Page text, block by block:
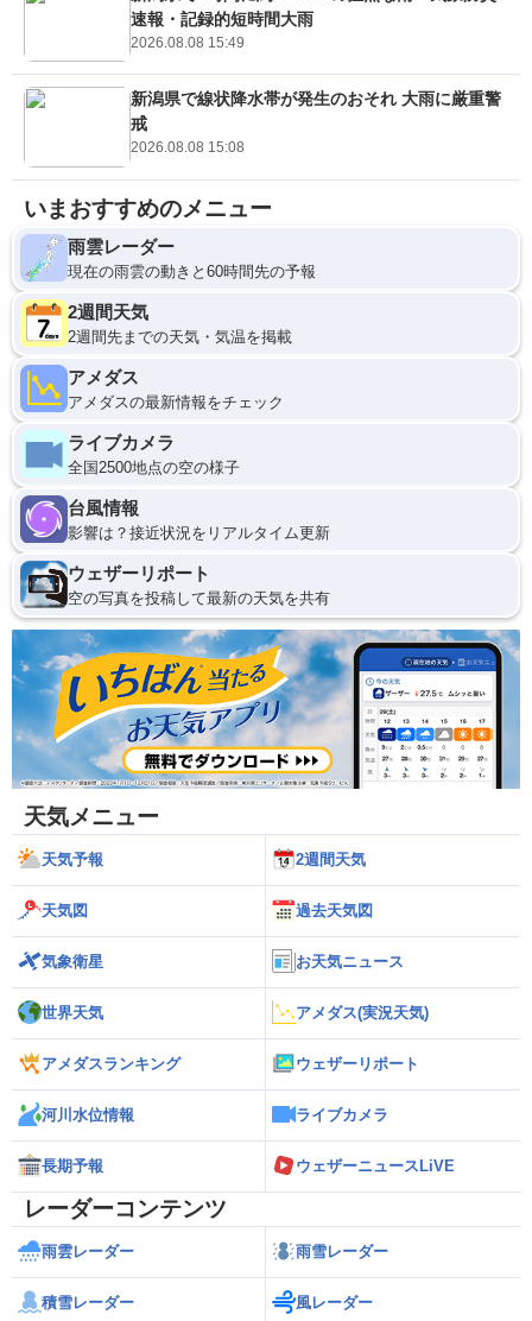
速報・記録的短時間大雨
2026.08.08 15:49
新潟県で線状降水帯が発生のおそれ 大雨に厳重警
戒
2026.08.08 15:08
いまおすすめのメニュー
雨雲レーダー
現在の雨雲の動きと60時間先の予報
2週間天気
2週間先までの天気・気温を掲載
アメダス
アメダスの最新情報をチェック
ライブカメラ
全国2500地点の空の様子
台風情報
影響は？接近状況をリアルタイム更新
ウェザーリポート
空の写真を投稿して最新の天気を共有
天気メニュー
天気予報 2週間天気
天気図 過去天気図
気象衛星 お天気ニュース
世界天気 アメダス(実況天気)
アメダスランキング ウェザーリポート
河川水位情報 ライブカメラ
長期予報 ウェザーニュースLiVE
レーダーコンテンツ
雨雲レーダー 雨雪レーダー
積雪レーダー 風レーダー